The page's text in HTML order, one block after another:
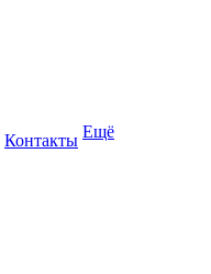
Контакты Ещё